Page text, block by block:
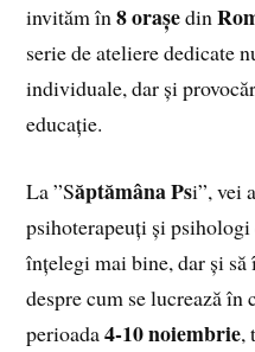
invităm în8 oraședin
serie de ateliere dedicate
individuale, dar și
educație.
La ”Săptămâna Psi”, vei
psihoterapeuți și psihologi
înțelegi mai bine, dar și
despre cum se lucrează
perioada4-10 noiembrie,